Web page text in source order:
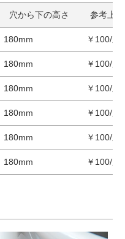
穴から下の高さ 参考上代
180mm ￥100/束
180mm ￥100/束
180mm ￥100/束
180mm ￥100/束
180mm ￥100/束
180mm ￥100/束